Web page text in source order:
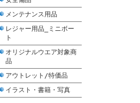
メンテナンス用品
レジャー用品_ミニボー
ト
オリジナルウエア対象商
品
アウトレット/特価品
イラスト・書籍・写真